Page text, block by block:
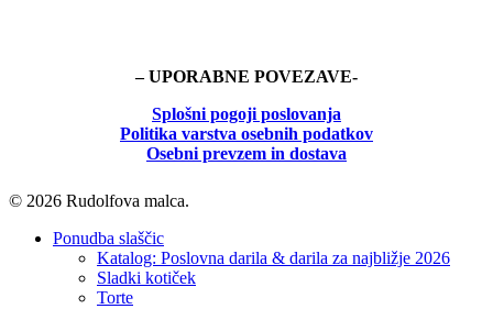
– UPORABNE POVEZAVE-
Splošni pogoji poslovanja
Politika varstva osebnih podatkov
Osebni prevzem in dostava
© 2026 Rudolfova malca.
Close
Ponudba slaščic
Katalog: Poslovna darila & darila za najbližje 2026
Sladki kotiček
Torte